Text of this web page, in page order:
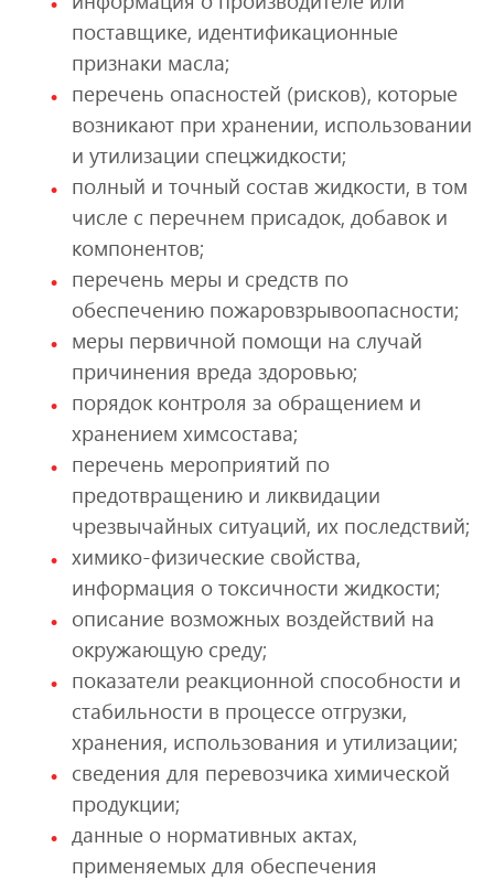
поставщике, идентификационные
признаки масла;
перечень опасностей (рисков), которые
возникают при хранении, использовании
и утилизации спецжидкости;
полный и точный состав жидкости, в том
числе с перечнем присадок, добавок и
компонентов;
перечень меры и средств по
обеспечению пожаровзрывоопасности;
меры первичной помощи на случай
причинения вреда здоровью;
порядок контроля за обращением и
хранением химсостава;
перечень мероприятий по
предотвращению и ликвидации
чрезвычайных ситуаций, их последствий;
химико-физические свойства,
информация о токсичности жидкости;
описание возможных воздействий на
окружающую среду;
показатели реакционной способности и
стабильности в процессе отгрузки,
хранения, использования и утилизации;
сведения для перевозчика химической
продукции;
данные о нормативных актах,
применяемых для обеспечения